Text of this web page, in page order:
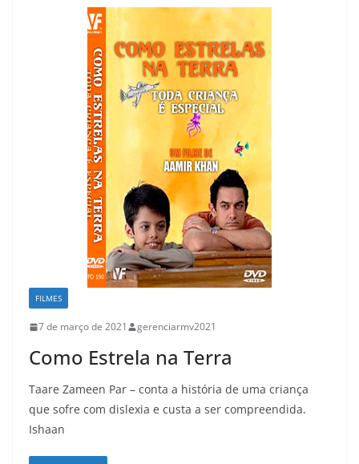
FILMES
7 de março de 2021 gerenciarmv2021
Como Estrela na Terra
Taare Zameen Par – conta a história de uma criança
que sofre com dislexia e custa a ser compreendida.
Ishaan